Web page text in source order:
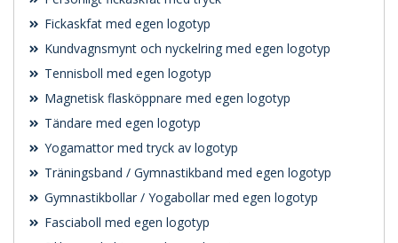
Fickaskfat med egen logotyp
Kundvagnsmynt och nyckelring med egen logotyp
Tennisboll med egen logotyp
Magnetisk flasköppnare med egen logotyp
Tändare med egen logotyp
Yogamattor med tryck av logotyp
Träningsband / Gymnastikband med egen logotyp
Gymnastikbollar / Yogabollar med egen logotyp
Fasciaboll med egen logotyp